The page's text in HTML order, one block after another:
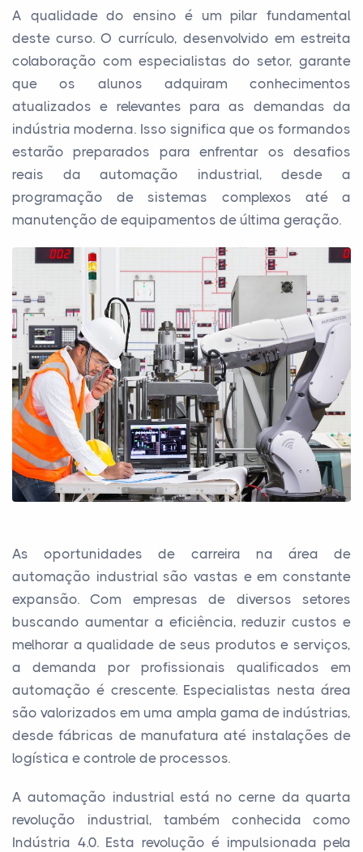
A qualidade do ensino é um pilar fundamental
deste curso. O currículo, desenvolvido em estreita
colaboração com especialistas do setor, garante
que os alunos adquiram conhecimentos
atualizados e relevantes para as demandas da
indústria moderna. Isso significa que os formandos
estarão preparados para enfrentar os desafios
reais da automação industrial, desde a
programação de sistemas complexos até a
manutenção de equipamentos de última geração.
As oportunidades de carreira na área de
automação industrial são vastas e em constante
expansão. Com empresas de diversos setores
buscando aumentar a eficiência, reduzir custos e
melhorar a qualidade de seus produtos e serviços,
a demanda por profissionais qualificados em
automação é crescente. Especialistas nesta área
são valorizados em uma ampla gama de indústrias,
desde fábricas de manufatura até instalações de
logística e controle de processos.
A automação industrial está no cerne da quarta
revolução industrial, também conhecida como
Indústria 4.0. Esta revolução é impulsionada pela